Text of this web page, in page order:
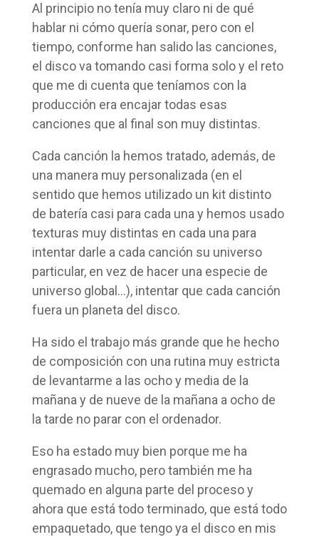
Al principio no tenía muy claro ni de qué
hablar ni cómo quería sonar, pero con el
tiempo, conforme han salido las canciones,
el disco va tomando casi forma solo y el reto
que me di cuenta que teníamos con la
producción era encajar todas esas
canciones que al final son muy distintas.
Cada canción la hemos tratado, además, de
una manera muy personalizada (en el
sentido que hemos utilizado un kit distinto
de batería casi para cada una y hemos usado
texturas muy distintas en cada una para
intentar darle a cada canción su universo
particular, en vez de hacer una especie de
universo global…), intentar que cada canción
fuera un planeta del disco.
Ha sido el trabajo más grande que he hecho
de composición con una rutina muy estricta
de levantarme a las ocho y media de la
mañana y de nueve de la mañana a ocho de
la tarde no parar con el ordenador.
Eso ha estado muy bien porque me ha
engrasado mucho, pero también me ha
quemado en alguna parte del proceso y
ahora que está todo terminado, que está todo
empaquetado, que tengo ya el disco en mis